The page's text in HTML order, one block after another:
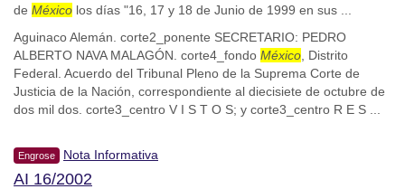
de México los días "16, 17 y 18 de Junio de 1999 en sus ...
Aguinaco Alemán. corte2_ponente SECRETARIO: PEDRO
ALBERTO NAVA MALAGÓN. corte4_fondo México , Distrito
Federal. Acuerdo del Tribunal Pleno de la Suprema Corte de
Justicia de la Nación, correspondiente al diecisiete de octubre de
dos mil dos. corte3_centro V I S T O S; y corte3_centro R E S ...
Engrose Nota Informativa
AI 16/2002